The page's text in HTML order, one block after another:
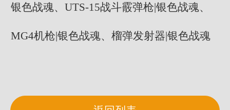
银色战魂、UTS-15战斗霰弹枪|银色战魂、
MG4机枪|银色战魂、榴弹发射器|银色战魂